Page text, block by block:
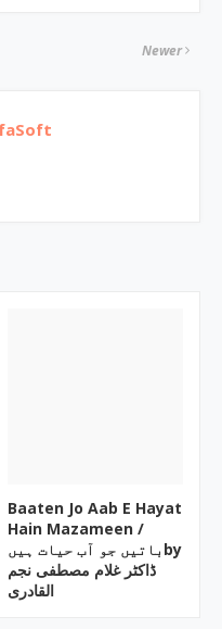
Newer
Baaten Jo Aab E Hayat
Hain Mazameen /
باتیں جو آب حیات ہیںby
ڈاکٹر غلام مصطفی نجم
القادری